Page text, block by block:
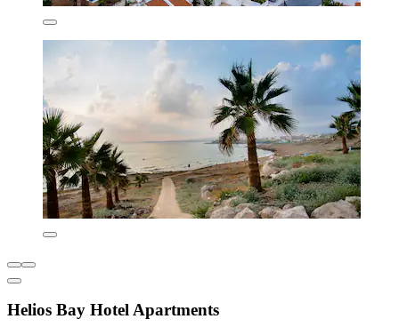
Helios Bay Hotel Apartments